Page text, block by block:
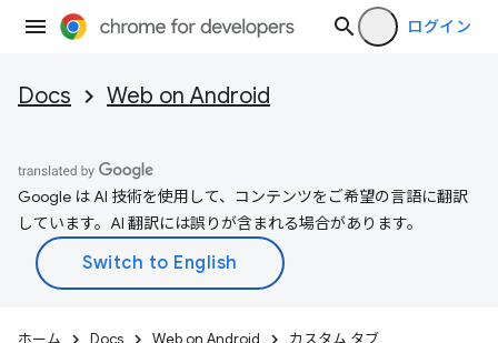
ログイン
Docs Web on Android
Google は AI 技術を使用して、コンテンツをご希望の言語に翻訳
しています。AI 翻訳には誤りが含まれる場合があります。
ホーム Docs Web on Android カスタム タブ